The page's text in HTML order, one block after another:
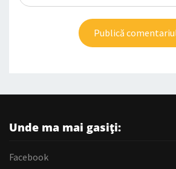
Unde ma mai gasiți:
Facebook